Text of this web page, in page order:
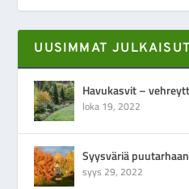
UUSIMMAT JULKAISUT
Havukasvit –
loka 19, 2022
Syysväriä puutarhaan
syys 29, 2022